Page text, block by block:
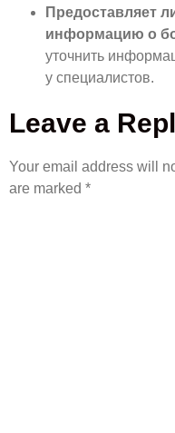
Предоставляет
информацию о
уточнить
у специалистов.
Leave a
Your email address will
are marked *